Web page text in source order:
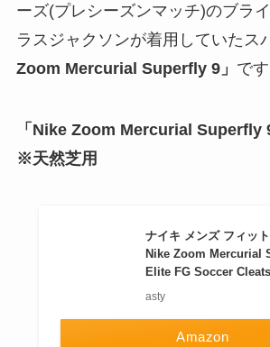
ーズ(プレシーズンマッチ)のブラ
ラスジャクソンが着用していたス
Zoom Mercurial Superfly 9」 です
「Nike Zoom Mercurial Superfly
※天然芝用
ナイキ メンズ フィッ
Nike Zoom Mercurial
Elite FG Soccer
asty
Amazon